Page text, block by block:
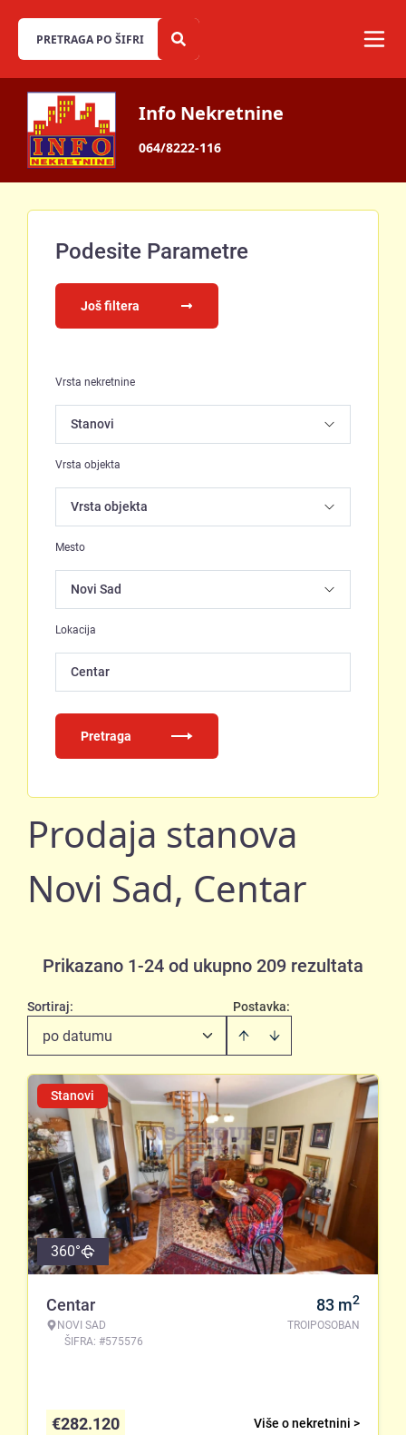
Info Nekretnine
064/8222-116
Podesite Parametre
Još filtera
Vrsta nekretnine
Vrsta objekta
Mesto
Lokacija
Centar
Pretraga
Prodaja stanova
Novi Sad, Centar
Prikazano 1-24 od ukupno 209 rezultata
Postavka:
Sortiraj:
po datumu
Stanovi
360°
Centar
NOVI SAD
ŠIFRA: #575576
83 m2
TROIPOSOBAN
Više o nekretnini >
€282.120